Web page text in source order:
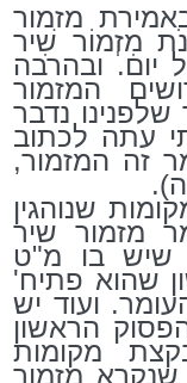
מזמור
מִזְמוֹר שִׁיר
יום. ובהרבה
המזמור
נדבר
עתה לכתוב
זה המזמור,
שנוהגין
מזמור שיר
שיש בו מ"ט
שהוא פתיח'
ועוד יש
הראשון
מקומות
שנקרא מזמור